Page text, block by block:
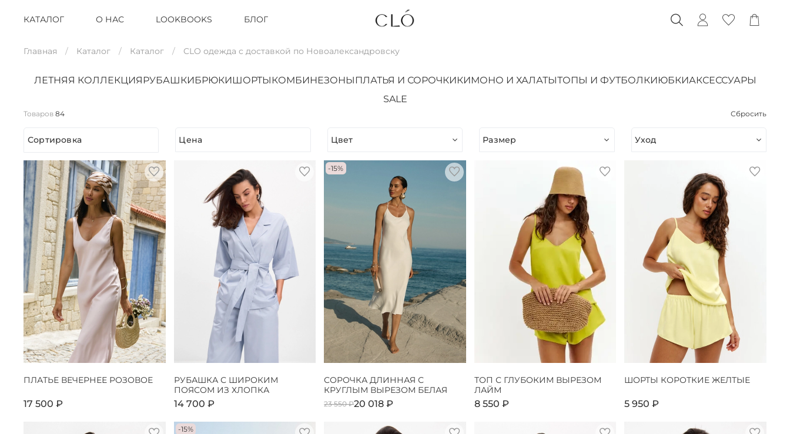
КАТАЛОГ О НАС LOOKBOOKS БЛОГ
Главная Каталог Каталог CLO одежда с доставкой по Новоалександровску
ЛЕТНЯЯ КОЛЛЕКЦИЯ РУБАШКИБРЮКИШОРТЫ КОМБИНЕЗОНЫ ПЛАТЬЯ И СОРОЧКИКИМОНО И ХАЛАТЫТОПЫ И ФУТБОЛКИЮБКИАКСЕССУАРЫ
SALE
Товаров 84 Сбросить
Сортировка Цена Цвет Размер Уход
ПЛАТЬЕ ВЕЧЕРНЕЕ РОЗОВОЕ
17 500 ₽
РУБАШКА С ШИРОКИМ
ПОЯСОМ ИЗ ХЛОПКА
14 700 ₽
-15%
СОРОЧКА ДЛИННАЯ С
КРУГЛЫМ ВЫРЕЗОМ БЕЛАЯ
23 550 ₽20 018 ₽
ТОП С ГЛУБОКИМ ВЫРЕЗОМ
ЛАЙМ
8 550 ₽
ШОРТЫ КОРОТКИЕ ЖЕЛТЫЕ
5 950 ₽
-15%